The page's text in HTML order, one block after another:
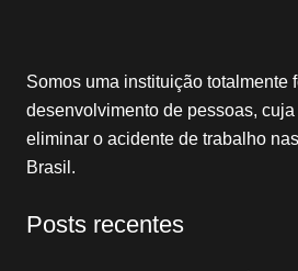
Somos uma instituição totalmente
desenvolvimento de pessoas,
eliminar o acidente de trabalho
Brasil.
Posts recentes